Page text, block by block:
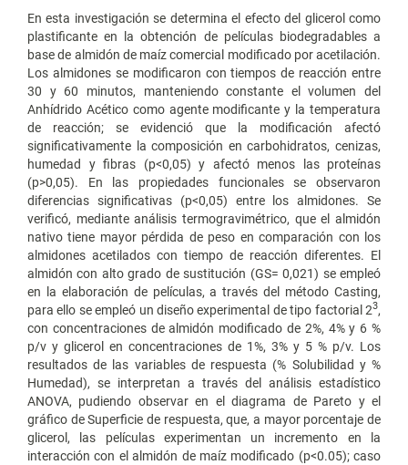
En esta investigación se determina el efecto del glicerol como
plastificante en la obtención de películas biodegradables a
base de almidón de maíz comercial modificado por acetilación.
Los almidones se modificaron con tiempos de reacción entre
30 y 60 minutos, manteniendo constante el volumen del
Anhídrido Acético como agente modificante y la temperatura
de reacción; se evidenció que la modificación afectó
significativamente la composición en carbohidratos, cenizas,
humedad y fibras (p<0,05) y afectó menos las proteínas
(p>0,05). En las propiedades funcionales se observaron
diferencias significativas (p<0,05) entre los almidones. Se
verificó, mediante análisis termogravimétrico, que el almidón
nativo tiene mayor pérdida de peso en comparación con los
almidones acetilados con tiempo de reacción diferentes. El
almidón con alto grado de sustitución (GS= 0,021) se empleó
en la elaboración de películas, a través del método Casting,
para ello se empleó un diseño experimental de tipo factorial 23,
con concentraciones de almidón modificado de 2%, 4% y 6 %
p/v y glicerol en concentraciones de 1%, 3% y 5 % p/v. Los
resultados de las variables de respuesta (% Solubilidad y %
Humedad), se interpretan a través del análisis estadístico
ANOVA, pudiendo observar en el diagrama de Pareto y el
gráfico de Superficie de respuesta, que, a mayor porcentaje de
glicerol, las películas experimentan un incremento en la
interacción con el almidón de maíz modificado (p<0.05); caso